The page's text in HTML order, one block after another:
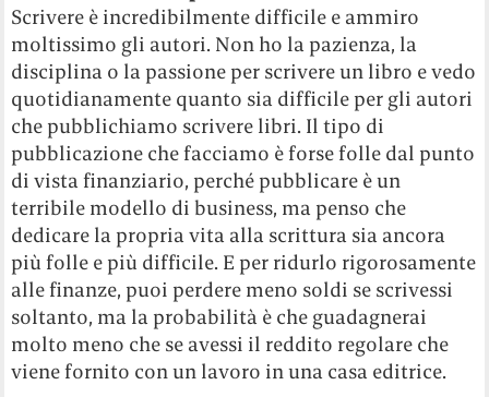
Scrivere è incredibilmente difficile e ammiro
moltissimo gli autori. Non ho la pazienza, la
disciplina o la passione per scrivere un libro e vedo
quotidianamente quanto sia difficile per gli autori
che pubblichiamo scrivere libri. Il tipo di
pubblicazione che facciamo è forse folle dal punto
di vista finanziario, perché pubblicare è un
terribile modello di business, ma penso che
dedicare la propria vita alla scrittura sia ancora
più folle e più difficile. E per ridurlo rigorosamente
alle finanze, puoi perdere meno soldi se scrivessi
soltanto, ma la probabilità è che guadagnerai
molto meno che se avessi il reddito regolare che
viene fornito con un lavoro in una casa editrice.